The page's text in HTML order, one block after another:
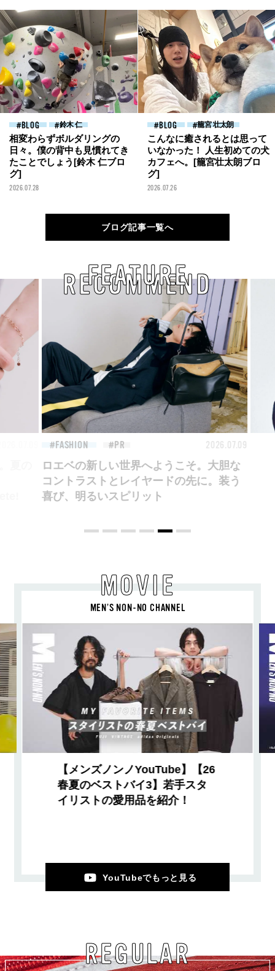
BLOG 鈴木 仁
相変わらずボルダリングの
日々。僕の背中も見慣れてき
たことでしょう[鈴木 仁ブロ
グ]
2026.07.28
BLOG 籠宮 壮太朗
こんなに癒されるとは思って
いなかった！ 人生初めての犬
カフェへ。[籠宮壮太朗ブロ
グ]
2026.07.26
ブログ記事一覧へ
RECOMMEND
FEATURE
FASHION 2026.07.09
ロエベの新しい世界へようこそ。大胆な
コントラストとレイヤードの先に。装う
喜び、明るいスピリット
MOVIE
MEN’S NON-NO CHANNEL
【メンズノンノYouTube】【26
春夏のベストバイ3】若手スタ
イリストの愛用品を紹介！
YouTubeでもっと見る
REGULAR